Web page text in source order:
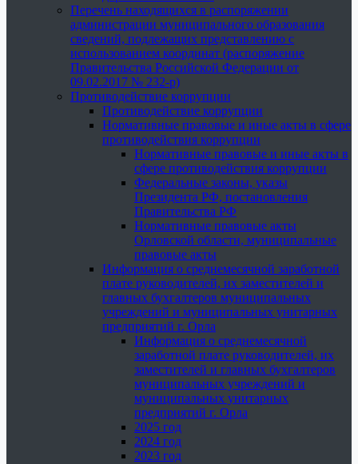
Перечень находящихся в распоряжении
администрации муниципального образования
сведений, подлежащих представлению с
использованием координат (распоряжение
Правительства Российской Федерации от
09.02.2017 № 232-р)
Противодействие коррупции
Противодействие коррупции
Нормативные правовые и иные акты в сфере
противодействия коррупции
Нормативные правовые и иные акты в
сфере противодействия коррупции
Федеральные законы, указы
Президента РФ, постановления
Правительства РФ
Нормативные правовые акты
Орловской области, муниципальные
правовые акты
Информация о среднемесячной заработной
плате руководителей, их заместителей и
главных бухгалтеров муниципальных
учреждений и муниципальных унитарных
предприятий г. Орла
Информация о среднемесячной
заработной плате руководителей, их
заместителей и главных бухгалтеров
муниципальных учреждений и
муниципальных унитарных
предприятий г. Орла
2025 год
2024 год
2023 год